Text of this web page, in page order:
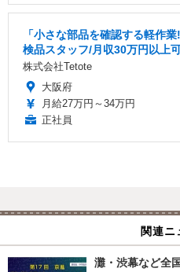
「小さな部品を確認する軽作
検品スタッフ/月収30万円以上
株式会社Tetote
大阪府
月給27万円～34万円
正社員
関連ニ
灘・渋幕など全